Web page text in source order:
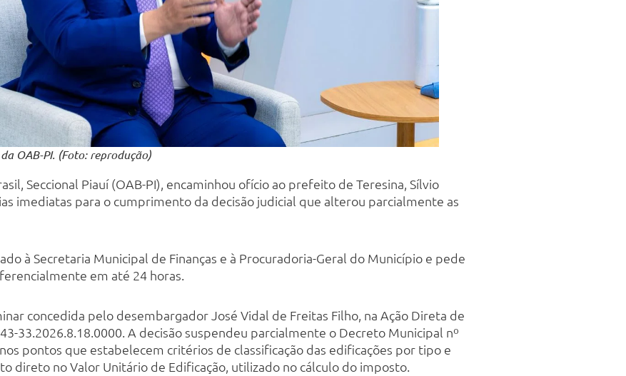
OAB-PI. (Foto: reprodução)
Seccional Piauí (OAB-PI), encaminhou ofício ao prefeito de Teresina, Sílvio
imediatas para o cumprimento da decisão judicial que alterou parcialmente as
à Secretaria Municipal de Finanças e à Procuradoria-Geral do Município e pede
em até 24 horas.
concedida pelo desembargador José Vidal de Freitas Filho, na Ação Direta de
33.2026.8.18.0000. A decisão suspendeu parcialmente o Decreto Municipal nº
pontos que estabelecem critérios de classificação das edificações por tipo e
direto no Valor Unitário de Edificação, utilizado no cálculo do imposto.